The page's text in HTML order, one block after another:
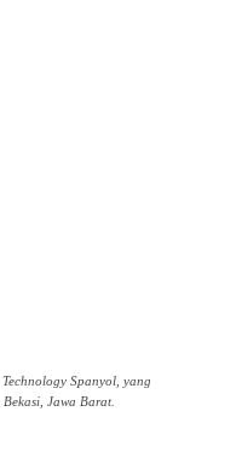
Spanyol, yang
Jawa Barat.